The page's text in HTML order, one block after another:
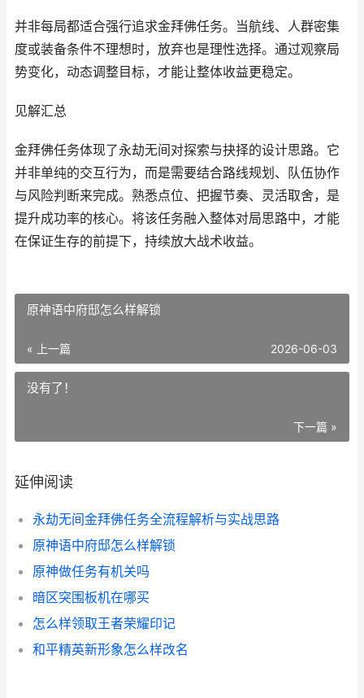
并非每局都适合强行追求金拜佛任务。当航线、人群密集
度或装备条件不理想时，放弃也是理性选择。通过观察局
势变化，动态调整目标，才能让整体收益更稳定。
见解汇总
金拜佛任务体现了永劫无间对探索与抉择的设计思路。它
并非单纯的交互行为，而是需要结合路线规划、队伍协作
与风险判断来完成。熟悉点位、把握节奏、灵活取舍，是
提升成功率的核心。将该任务融入整体对局思路中，才能
在保证生存的前提下，持续放大战术收益。
原神语中府邸怎么样解锁
« 上一篇 2026-06-03
没有了！
下一篇 »
延伸阅读
永劫无间金拜佛任务全流程解析与实战思路
原神语中府邸怎么样解锁
原神做任务有机关吗
暗区突围板机在哪买
怎么样领取王者荣耀印记
和平精英新形象怎么样改名